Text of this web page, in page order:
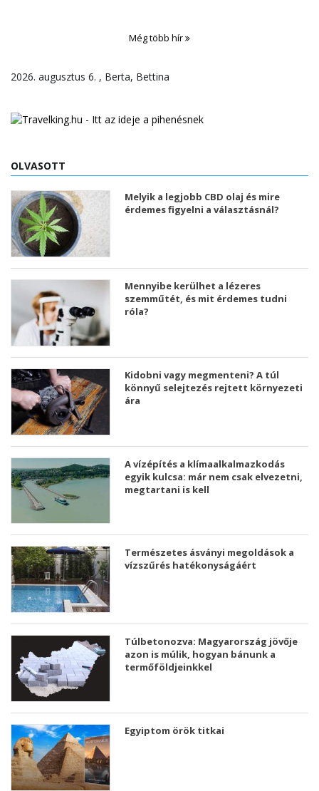
Még több hír
2026. augusztus 6. , Berta, Bettina
OLVASOTT
Melyik a legjobb CBD olaj és mire
érdemes figyelni a választásnál?
Mennyibe kerülhet a lézeres
szemműtét, és mit érdemes tudni
róla?
Kidobni vagy megmenteni? A túl
könnyű selejtezés rejtett környezeti
ára
A vízépítés a klímaalkalmazkodás
egyik kulcsa: már nem csak elvezetni,
megtartani is kell
Természetes ásványi megoldások a
vízszűrés hatékonyságáért
Túlbetonozva: Magyarország jövője
azon is múlik, hogyan bánunk a
termőföldjeinkkel
Egyiptom örök titkai